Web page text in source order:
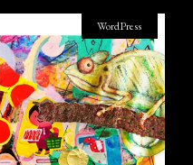
WordPress